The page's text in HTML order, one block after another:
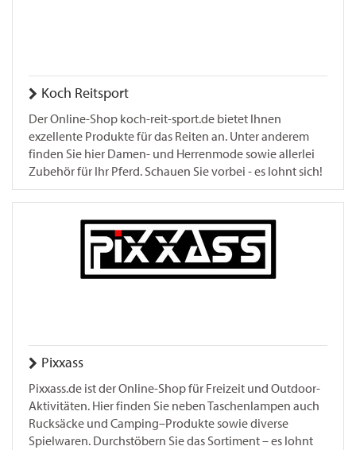
Koch Reitsport
Der Online-Shop koch-reit-sport.de bietet Ihnen
exzellente Produkte für das Reiten an. Unter anderem
finden Sie hier Damen- und Herrenmode sowie allerlei
Zubehör für Ihr Pferd. Schauen Sie vorbei - es lohnt sich!
Pixxass
Pixxass.de ist der Online-Shop für Freizeit und Outdoor-
Aktivitäten. Hier finden Sie neben Taschenlampen auch
Rucksäcke und Camping–Produkte sowie diverse
Spielwaren. Durchstöbern Sie das Sortiment – es lohnt